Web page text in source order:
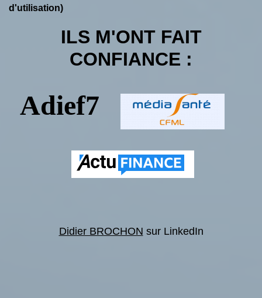
d'utilisation)
ILS M'ONT FAIT
CONFIANCE :
Adief7
Didier BROCHON sur LinkedIn